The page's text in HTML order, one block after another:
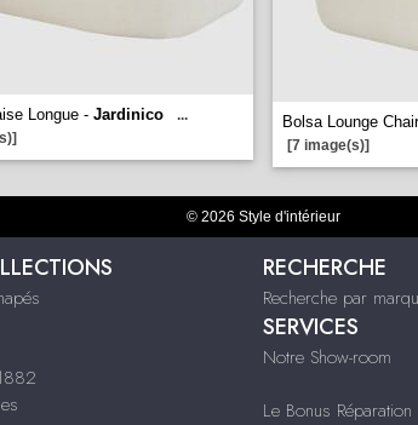
Longue - Jardinico
...
Bolsa Lounge
[7 image(s)]
© 2026 Style d'intérieur
RECHERCHE
Recherche par
SERVICES
Notre Show-room
Le Bonus Réparation